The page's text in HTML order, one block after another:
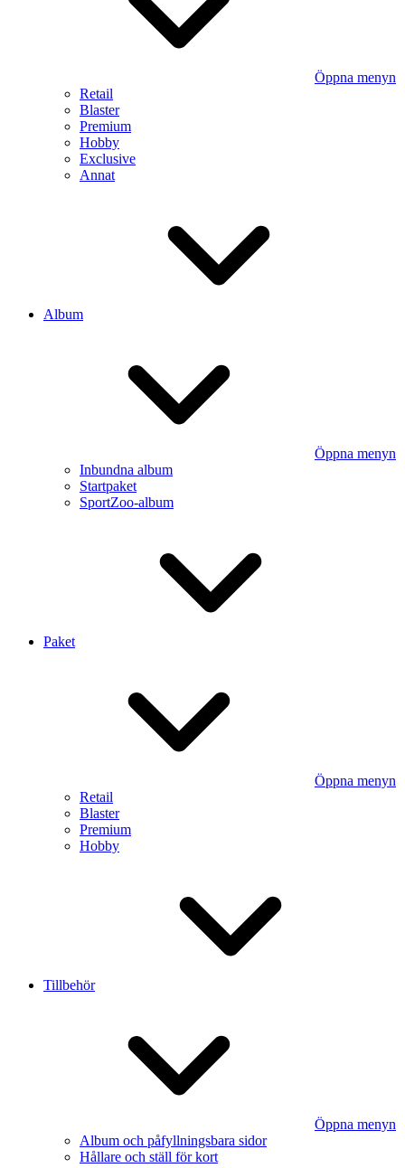
Öppna menyn
Retail
Blaster
Premium
Hobby
Exclusive
Annat
Album
Öppna menyn
Inbundna album
Startpaket
SportZoo-album
Paket
Öppna menyn
Retail
Blaster
Premium
Hobby
Tillbehör
Öppna menyn
Album och påfyllningsbara sidor
Hållare och ställ för kort